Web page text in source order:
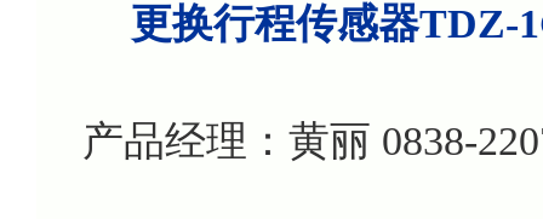
更换行程传感器TDZ-
产品经理：黄丽 0838-